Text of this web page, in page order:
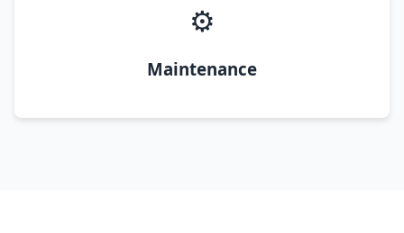
⚙️
Maintenance